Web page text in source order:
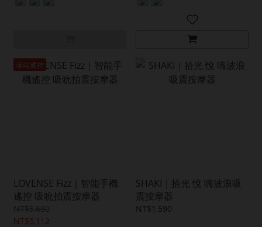
遠端遙控
LOVENSE Fizz｜智能手機
遙控 吸吮拍震按摩器
NT$5,112
SHAKI｜拾光 悅 嗨波浪吸
震按摩器
NT$1,590